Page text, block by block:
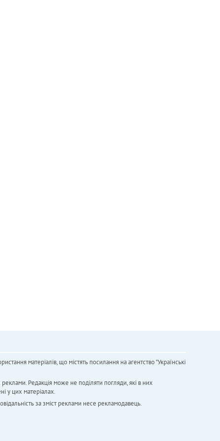
матеріалів, що містять посилання на агентство "Українськi
Редакція може не поділяти погляди, які в них
у цих матеріалах.
за зміст реклами несе рекламодавець.